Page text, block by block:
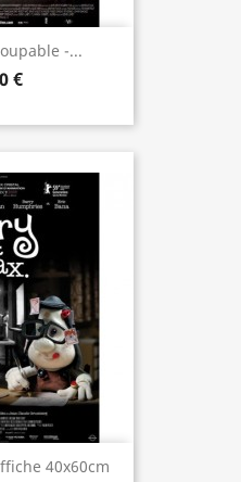
-...
€
40x60cm